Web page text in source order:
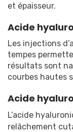
et épaisseur.
Acide
Les injections
tempes
résultats sont
courbes hautes
Acide
L’acide
relâchement